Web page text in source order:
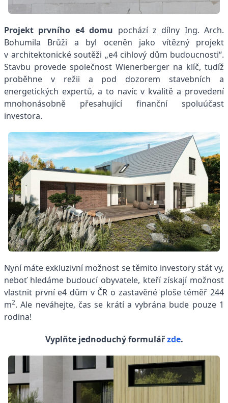
Projekt prvního e4 domu pochází z dílny Ing. Arch.
Bohumila Brůži a byl oceněn jako vítězný projekt
v architektonické soutěži „e4 cihlový dům budoucnosti“.
Stavbu provede společnost Wienerberger na klíč, tudíž
proběhne v režii a pod dozorem stavebních a
energetických expertů, a to navíc v kvalitě a provedení
mnohonásobně přesahující finanční spoluúčast
investora.
Nyní máte exkluzivní možnost se těmito investory stát vy,
neboť hledáme budoucí obyvatele, kteří získají možnost
vlastnit první e4 dům v ČR o zastavěné ploše téměř 244
m2. Ale neváhejte, čas se krátí a vybrána bude pouze 1
rodina!
Vyplňte jednoduchý formulářzde.